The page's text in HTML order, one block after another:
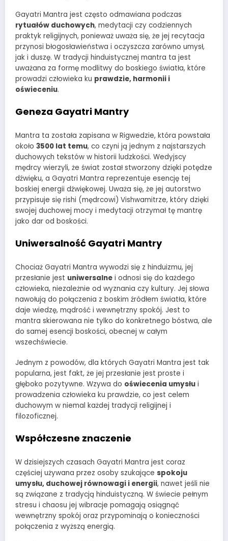
Gayatri Mantra jest często odmawiana podczas
rytuałów duchowych, medytacji czy codziennych
praktyk religijnych, ponieważ uważa się, że jej recytacja
przynosi błogosławieństwa i oczyszcza zarówno umysł,
jak i duszę. W tradycji hinduistycznej mantra ta jest
uważana za formę modlitwy do boskiego światła, które
prowadzi człowieka ku prawdzie, harmonii i
oświeceniu.
Geneza Gayatri Mantry
Mantra ta została zapisana w Rigwedzie, która powstała
około 3500 lat temu, co czyni ją jednym z najstarszych
duchowych tekstów w historii ludzkości. Wedyjscy
mędrcy wierzyli, że świat został stworzony dzięki potędze
dźwięku, a Gayatri Mantra reprezentuje esencję tej
boskiej energii dźwiękowej. Uważa się, że jej autorstwo
przypisuje się rishi (mędrcowi) Vishwamitrze, który dzięki
swojej duchowej mocy i medytacji otrzymał tę mantrę
jako dar od boskości.
Uniwersalność Gayatri Mantry
Chociaż Gayatri Mantra wywodzi się z hinduizmu, jej
przesłanie jest uniwersalne i odnosi się do każdego
człowieka, niezależnie od wyznania czy kultury. Jej słowa
nawołują do połączenia z boskim źródłem światła, które
daje wiedzę, mądrość i wewnętrzny spokój. Jest to
mantra skierowana nie tylko do konkretnego bóstwa, ale
do samej esencji boskości, obecnej w całym
wszechświecie.
Jednym z powodów, dla których Gayatri Mantra jest tak
popularna, jest fakt, że jej przesłanie jest proste i
głęboko pozytywne. Wzywa do oświecenia umysłu i
prowadzenia człowieka ku prawdzie, co jest celem
duchowym w niemal każdej tradycji religijnej i
filozoficznej.
Współczesne znaczenie
W dzisiejszych czasach Gayatri Mantra jest coraz
częściej używana przez osoby szukające spokoju
umysłu, duchowej równowagi i energii, nawet jeśli nie
są związane z tradycją hinduistyczną. W świecie pełnym
stresu i chaosu jej wibracje pomagają osiągnąć
wewnętrzny spokój oraz przypominają o konieczności
połączenia z wyższą energią.